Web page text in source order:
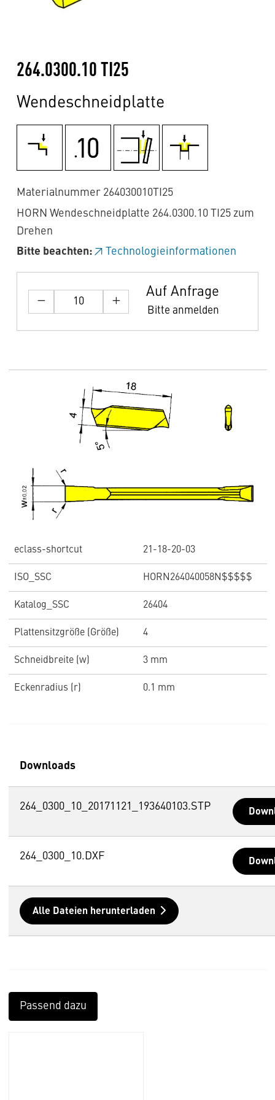
264.0300.10 TI25
Wendeschneidplatte
Materialnummer 264030010TI25
HORN Wendeschneidplatte 264.0300.10 TI25 zum
Drehen
Bitte beachten:
Technologieinformationen
Auf Anfrage
Bitte anmelden
eclass-shortcut 21-18-20-03
ISO_SSC HORN264040058N$$$$$
Katalog_SSC 26404
Plattensitzgröße (Größe) 4
Schneidbreite (w) 3 mm
Eckenradius (r) 0.1 mm
Downloads
264_0300_10_20171121_193640103.STP
264_0300_10.DXF
Alle Dateien herunterladen
Passend dazu